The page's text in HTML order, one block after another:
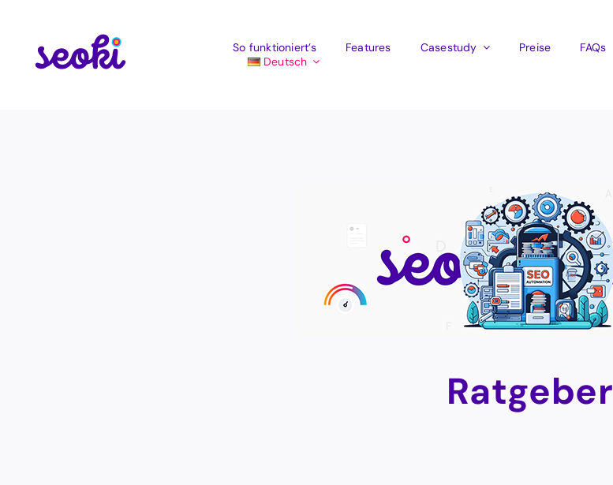
springen
So funktioniert’s Features Casestudy Preise FAQs
Deutsch
Ratgeber